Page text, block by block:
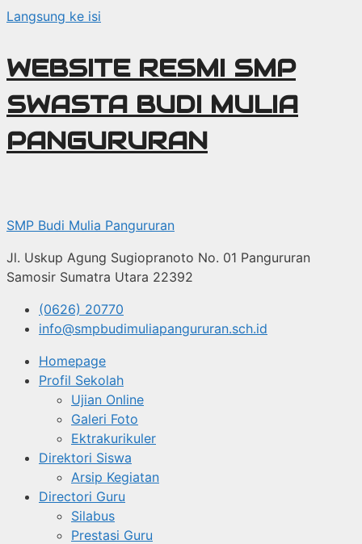
Langsung ke isi
WEBSITE RESMI SMP
SWASTA BUDI MULIA
PANGURURAN
SMP Budi Mulia Pangururan
Jl. Uskup Agung Sugiopranoto No. 01 Pangururan
Samosir Sumatra Utara 22392
(0626) 20770
info@smpbudimuliapangururan.sch.id
Homepage
Profil Sekolah
Ujian Online
Galeri Foto
Ektrakurikuler
Direktori Siswa
Arsip Kegiatan
Directori Guru
Silabus
Prestasi Guru